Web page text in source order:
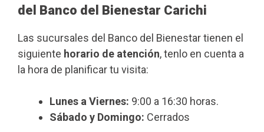
del Banco del Bienestar Carichi
Las sucursales del Banco del Bienestar tienen el
siguiente horario de atención, tenlo en cuenta a
la hora de planificar tu visita:
Lunes a Viernes: 9:00 a 16:30 horas.
Sábado y Domingo: Cerrados